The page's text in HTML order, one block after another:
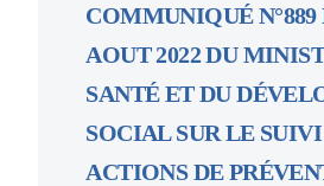
COMMUNIQUÉ N°889
AOUT 2022 DU
SANTÉ ET DU
SOCIAL SUR LE SUIVI
ACTIONS DE